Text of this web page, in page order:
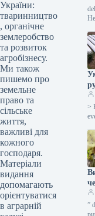
України:
тваринництво
, органічне
землеробство
та розвиток
агробізнесу.
Ми також
пишемо про
земельне
право та
сільське
життя,
важливі для
кожного
господаря.
Матеріали
видання
допомагають
орієнтуватися
в аграрній
>
”